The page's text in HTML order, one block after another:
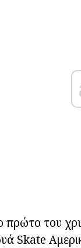
πρώτο του
Skate